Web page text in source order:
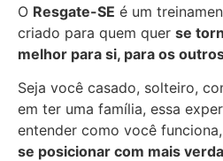
O Resgate-SE é um
criado para quem quer se
melhor para si, para os
Seja você casado, solteiro,
em ter uma família, essa
entender como você funciona,
se posicionar com mais